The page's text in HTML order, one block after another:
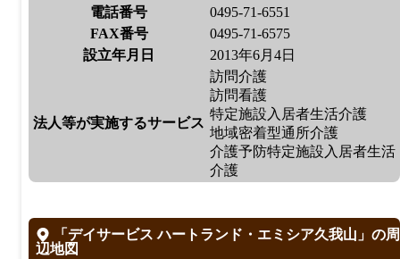
電話番号
0495-71-6551
FAX番号
0495-71-6575
設立年月日
2013年6月4日
法人等が実施するサービス
訪問介護
訪問看護
特定施設入居者生活介護
地域密着型通所介護
介護予防特定施設入居者生活
介護
「デイサービス ハートランド・エミシア久我山」の周
辺地図